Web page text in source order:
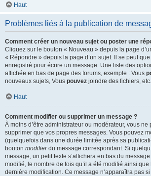
Haut
Problèmes liés à la publication de
Comment créer un nouveau sujet ou poster une
Cliquez sur le bouton « Nouveau » depuis la page
« Répondre » depuis la page d’un sujet. Il se peut
enregistré pour écrire un message. Une liste des
affichée en bas de page des forums, exemple : Vous
nouveaux sujets, Vous pouvez joindre des fichiers, etc.
Haut
Comment modifier ou supprimer un message ?
À moins d’être administrateur ou modérateur, vous ne
supprimer que vos propres messages. Vous pouvez
(quelquefois dans une durée limitée après sa
bouton modifierdu message correspondant. Si
message, un petit texte s’affichera en bas du
modifié, le nombre de fois qu’il a été modifié ainsi que
dernière modification. Ce message n’apparaîtra pas